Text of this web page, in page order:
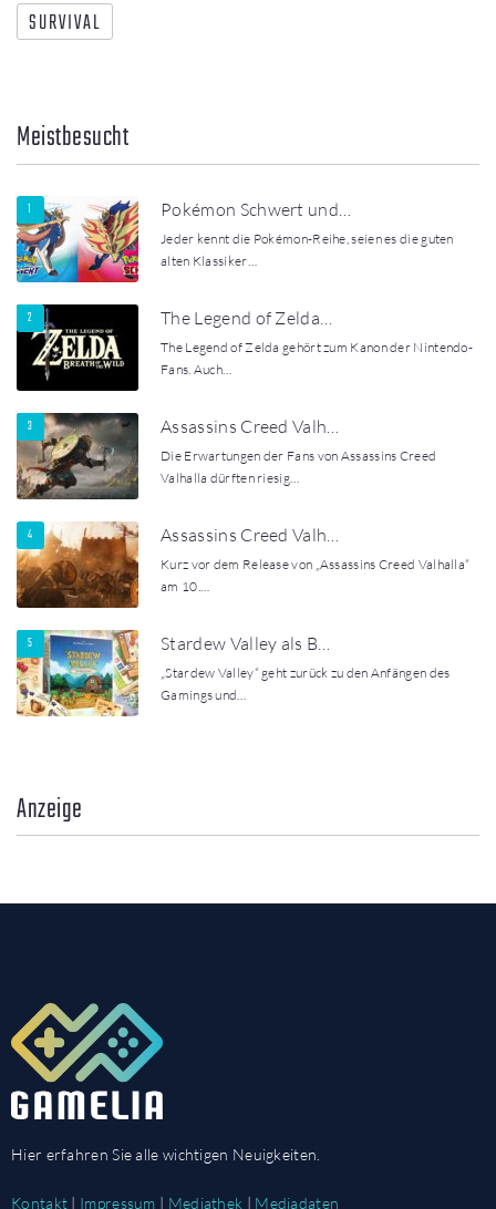
SURVIVAL
Meistbesucht
Pokémon Schwert und…
Jeder kennt die Pokémon-Reihe, seien es die guten
alten Klassiker…
The Legend of Zelda…
The Legend of Zelda gehört zum Kanon der Nintendo-
Fans. Auch…
Assassins Creed Valh…
Die Erwartungen der Fans von Assassins Creed
Valhalla dürften riesig…
Assassins Creed Valh…
Kurz vor dem Release von „Assassins Creed Valhalla“
am 10.…
Stardew Valley als B…
„Stardew Valley“ geht zurück zu den Anfängen des
Gamings und…
Anzeige
Hier erfahren Sie alle wichtigen Neuigkeiten.
Kontakt | Impressum | Mediathek | Mediadaten